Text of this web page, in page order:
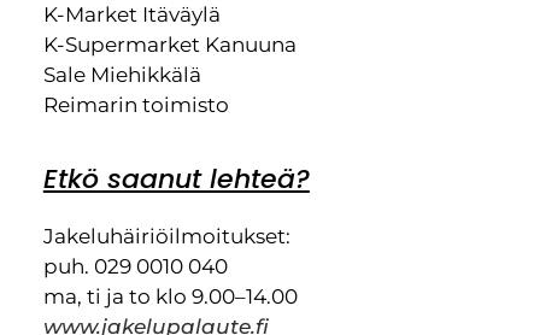
K-Market Itäväylä
K-Supermarket Kanuuna
Sale Miehikkälä
Reimarin toimisto
Etkö saanut lehteä?
Jakeluhäiriöilmoitukset:
puh. 029 0010 040
ma, ti ja to klo 9.00–14.00
www.jakelupalaute.fi